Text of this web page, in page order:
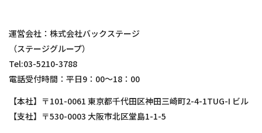
運営会社：株式会社バックステージ
（ステージグループ）
Tel:03-5210-3788
電話受付時間：平日9：00～18：00
【本社】〒101-0061 東京都千代田区神田三崎町2-4-1TUG-I ビル
【支社】〒530-0003 大阪市北区堂島1-1-5